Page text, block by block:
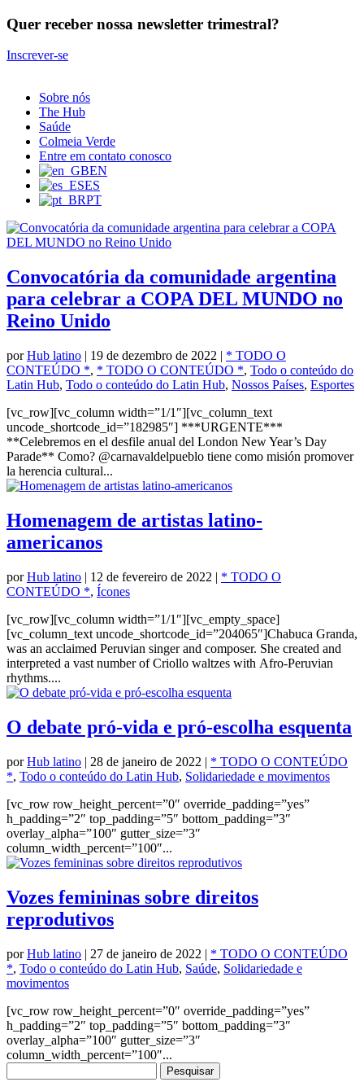
Quer receber nossa newsletter trimestral?
Inscrever-se
Sobre nós
The Hub
Saúde
Colmeia Verde
Entre em contato conosco
EN
ES
PT
Convocatória da comunidade argentina
para celebrar a COPA DEL MUNDO no
Reino Unido
porHub latino | 19 de dezembro de 2022 | * TODO O
CONTEÚDO *, * TODO O CONTEÚDO *, Todo o conteúdo do
Latin Hub, Todo o conteúdo do Latin Hub, Nossos Países, Esportes
[vc_row][vc_column width=”1/1″][vc_column_text
uncode_shortcode_id=”182985″] ***URGENTE***
**Celebremos en el desfile anual del London New Year’s Day
Parade** Como? @carnavaldelpueblo tiene como misión promover
la herencia cultural...
Homenagem de artistas latino-
americanos
porHub latino | 12 de fevereiro de 2022 | * TODO O
CONTEÚDO *, Ícones
[vc_row][vc_column width=”1/1″][vc_empty_space]
[vc_column_text uncode_shortcode_id=”204065″]Chabuca Granda,
was an acclaimed Peruvian singer and composer. She created and
interpreted a vast number of Criollo waltzes with Afro-Peruvian
rhythms....
O debate pró-vida e pró-escolha esquenta
porHub latino | 28 de janeiro de 2022 | * TODO O CONTEÚDO
*, Todo o conteúdo do Latin Hub, Solidariedade e movimentos
[vc_row row_height_percent=”0″ override_padding=”yes”
h_padding=”2″ top_padding=”5″ bottom_padding=”3″
overlay_alpha=”100″ gutter_size=”3″
column_width_percent=”100″...
Vozes femininas sobre direitos
reprodutivos
porHub latino | 27 de janeiro de 2022 | * TODO O CONTEÚDO
*, Todo o conteúdo do Latin Hub, Saúde, Solidariedade e
movimentos
[vc_row row_height_percent=”0″ override_padding=”yes”
h_padding=”2″ top_padding=”5″ bottom_padding=”3″
overlay_alpha=”100″ gutter_size=”3″
column_width_percent=”100″...